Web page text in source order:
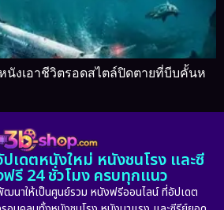
นังเอาชีวิตรอดสไตล์ปิดตายที่บีบคั้นห
เดตหนังใหม่ หนังชนโรง และซี
รี 24 ชั่วโมง ครบทุกแนว
นาให้เป็นศูนย์รวม หนังฟรีออนไลน์ ที่อัปเดต